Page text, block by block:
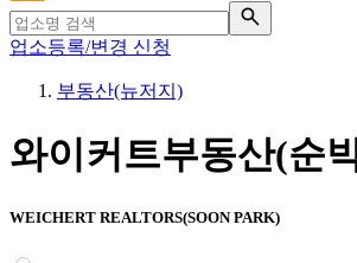
,
업소등록/변경 신청
부동산(뉴저지)
와이커트부동산(순
WEICHERT REALTORS(SOON PARK)